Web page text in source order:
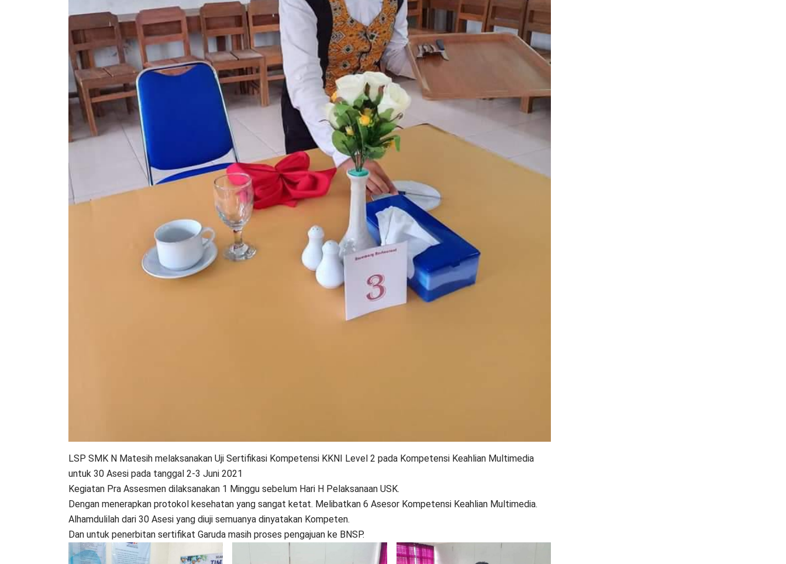
LSP SMK N Matesih melaksanakan Uji Sertifikasi Kompetensi KKNI Level 2 pada Kompetensi Keahlian Multimedia
untuk 30 Asesi pada tanggal 2-3 Juni 2021
Kegiatan Pra Assesmen dilaksanakan 1 Minggu sebelum Hari H Pelaksanaan USK.
Dengan menerapkan protokol kesehatan yang sangat ketat. Melibatkan 6 Asesor Kompetensi Keahlian Multimedia.
Alhamdulilah dari 30 Asesi yang diuji semuanya dinyatakan Kompeten.
Dan untuk penerbitan sertifikat Garuda masih proses pengajuan ke BNSP.